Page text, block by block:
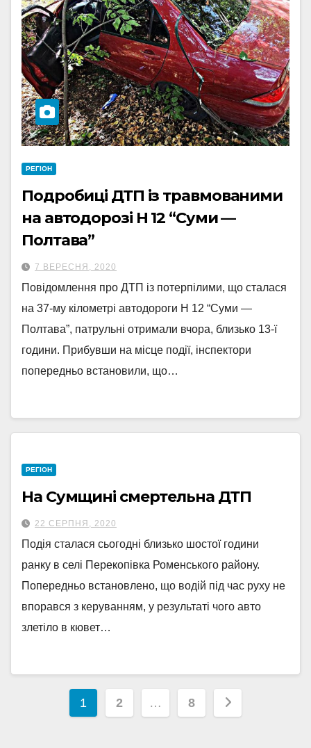
РЕГІОН
Подробиці ДТП із травмованими
на автодорозі Н 12 “Суми —
Полтава”
7 ВЕРЕСНЯ, 2020
Повідомлення про ДТП із потерпілими, що сталася
на 37-му кілометрі автодороги Н 12 “Суми —
Полтава”, патрульні отримали вчора, близько 13-ї
години. Прибувши на місце події, інспектори
попередньо встановили, що…
РЕГІОН
На Сумщині смертельна ДТП
22 СЕРПНЯ, 2020
Подія сталася сьогодні близько шостої години
ранку в селі Перекопівка Роменського району.
Попередньо встановлено, що водій під час руху не
впорався з керуванням, у результаті чого авто
злетіло в кювет…
Пагінація
1 2 … 8